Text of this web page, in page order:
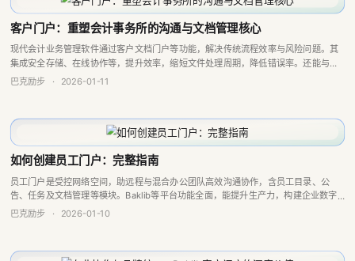
客户门户：重塑会计事务所的沟通与文档管理核心
现代会计业务管理软件通过客户文档门户等功能，解决传统流程效率与风险问题。其
集成安全存储、在线协作等，提升效率，缩短文件处理周期，降低错误率。还能与其
他模块联动形成自动化流程，助力事务所数据驱动决策，提升竞争力。
巴克励步 · 2026-01-11
如何创建员工门户：完整指南
员工门户是受控网络空间，助远程与混合办公团队高效沟通协作，含员工目录、公
告、任务及文档管理等模块。Baklib等平台功能全面，能提升生产力，构建企业数字
工作空间。
巴克励步 · 2026-01-10